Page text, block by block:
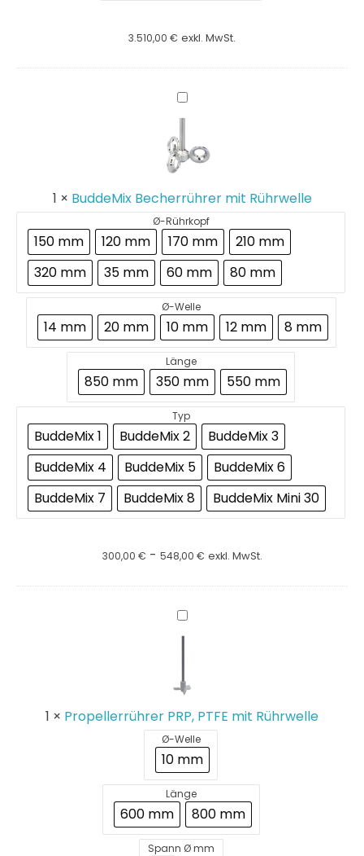
3.510,00 € exkl. MwSt.
BuddeMix
Becherrührer
mit
Rührwelle
1 × BuddeMix Becherrührer mit Rührwelle
Ø-Rührkopf
150 mm 120 mm 170 mm
210 mm
320 mm
35 mm 60 mm 80 mm
Ø-Welle
14 mm 20 mm 10 mm 12 mm 8 mm
Länge
850 mm 350 mm 550 mm
Typ
BuddeMix 1 BuddeMix 2
BuddeMix 3
BuddeMix 4
BuddeMix 5
BuddeMix 6
BuddeMix 7
BuddeMix 8 BuddeMix Mini 30
300,00 € - 548,00 € exkl. MwSt.
Propellerrührer
PRP,
Rührwelle
1 × Propellerrührer PRP, PTFE mit Rührwelle
Ø-Welle
10 mm
Länge
600 mm 800 mm
Spann Ø mm